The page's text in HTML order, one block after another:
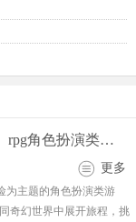
rpg角色扮演类游戏
更多
为主题的角色扮演类游
奇幻世界中展开旅程，挑